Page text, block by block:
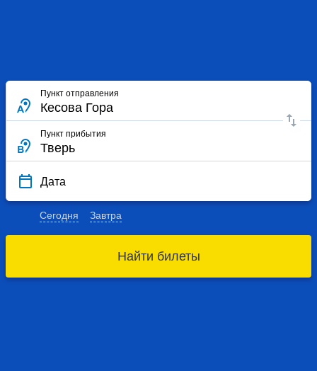
Пункт отправления
Пункт прибытия
Дата
Сегодня Завтра
Найти билеты